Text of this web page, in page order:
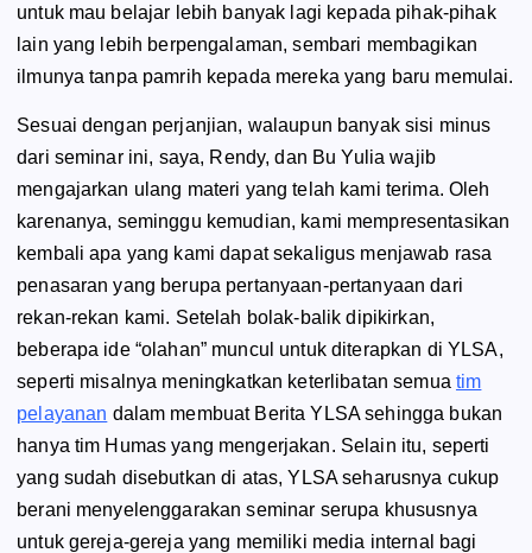
untuk mau belajar lebih banyak lagi kepada pihak-pihak
lain yang lebih berpengalaman, sembari membagikan
ilmunya tanpa pamrih kepada mereka yang baru memulai.
Sesuai dengan perjanjian, walaupun banyak sisi minus
dari seminar ini, saya, Rendy, dan Bu Yulia wajib
mengajarkan ulang materi yang telah kami terima. Oleh
karenanya, seminggu kemudian, kami mempresentasikan
kembali apa yang kami dapat sekaligus menjawab rasa
penasaran yang berupa pertanyaan-pertanyaan dari
rekan-rekan kami. Setelah bolak-balik dipikirkan,
beberapa ide “olahan” muncul untuk diterapkan di YLSA,
seperti misalnya meningkatkan keterlibatan semua tim
pelayanan dalam membuat Berita YLSA sehingga bukan
hanya tim Humas yang mengerjakan. Selain itu, seperti
yang sudah disebutkan di atas, YLSA seharusnya cukup
berani menyelenggarakan seminar serupa khususnya
untuk gereja-gereja yang memiliki media internal bagi